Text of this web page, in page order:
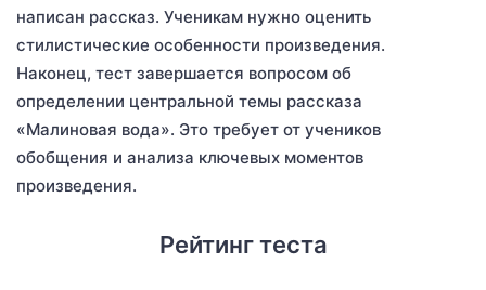
написан рассказ. Ученикам нужно оценить
стилистические особенности произведения.
Наконец, тест завершается вопросом об
определении центральной темы рассказа
«Малиновая вода». Это требует от учеников
обобщения и анализа ключевых моментов
произведения.
Рейтинг теста